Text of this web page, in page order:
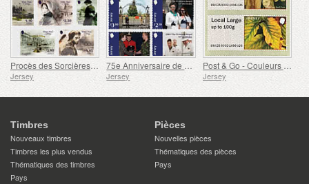
Procès des Sorcières de Jersey
Jersey
75e Anniversaire de SAR la Princesse Royale
Jersey
Post & Go - Couleurs d'automne
Jersey
Timbres
Nouveaux timbres
Timbres les plus vendus
Thématiques des timbres
Pays
Pièces
Nouvelles pièces
Thématiques des pièces
Pays